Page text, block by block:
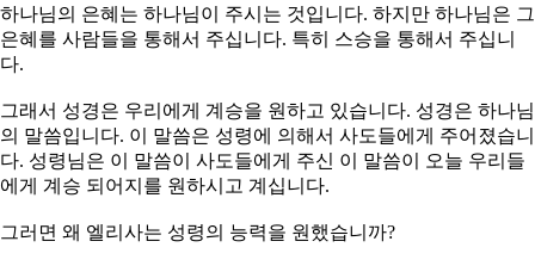
하나님의 은혜는 하나님이 주시는 것입니다. 하지만 하나님은 그
은혜를 사람들을 통해서 주십니다. 특히 스승을 통해서 주십니
다.
그래서 성경은 우리에게 계승을 원하고 있습니다. 성경은 하나님
의 말씀입니다. 이 말씀은 성령에 의해서 사도들에게 주어졌습니
다. 성령님은 이 말씀이 사도들에게 주신 이 말씀이 오늘 우리들
에게 계승 되어지를 원하시고 계십니다.
그러면 왜 엘리사는 성령의 능력을 원했습니까?